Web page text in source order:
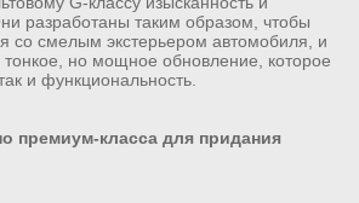
разработаны таким образом, чтобы
со смелым экстерьером автомобиля, и
тонкое, но мощное обновление, которое
и функциональность.
премиум-класса для придания